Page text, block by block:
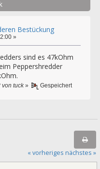
Bestückung
»
sind es 47kOhm
Peppershredder
von tuck» Gespeichert
« vorheriges nächstes »